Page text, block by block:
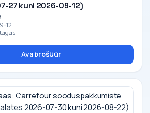
27 kuni 2026-09-12)
12
Ava brošüür